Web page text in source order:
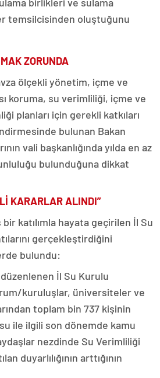
temsilcisinden oluştuğunu
ZORUNDA
ölçekli yönetim, içme ve
koruma, su verimliliği, içme ve
planları için gerekli katkıları
bulunan Bakan
vali başkanlığında yılda en az
bulunduğuna dikkat
KARARLAR ALINDI”
bir katılımla hayata geçirilen İl Su
gerçekleştirdiğini
bulundu:
İl Su Kurulu
kuruluşlar, üniversiteler ve
toplam bin 737 kişinin
ile ilgili son dönemde kamu
nezdinde Su Verimliliği
duyarlılığının arttığının